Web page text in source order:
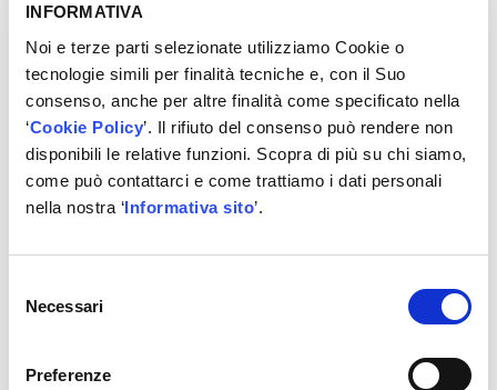
INFORMATIVA
Noi e terze parti selezionate utilizziamo Cookie o
tecnologie simili per finalità tecniche e, con il Suo
consenso, anche per altre finalità come specificato nella
‘Cookie Policy’. Il rifiuto del consenso può rendere non
disponibili le relative funzioni. Scopra di più su chi siamo,
come può contattarci e come trattiamo i dati personali
nella nostra ‘Informativa sito’.
delNecessari
Preferenze
• Notifica automatica tramite SMS al termine della
revisione
• Collegamento diretto con officine e gommisti che
utilizzano YAP
• Strumenti ERP per gestione contabilità analitica
• Con MyYAP riconosci e gestisci il veicolo
fotografandone la targa. Invia al PC Stazione per
revisione e pre-revisione direttamente dal tuo
• Promemoria appuntamento automatici e
• Sincronizzazione con App&Drive, l’app per
4. YAP DataFULL